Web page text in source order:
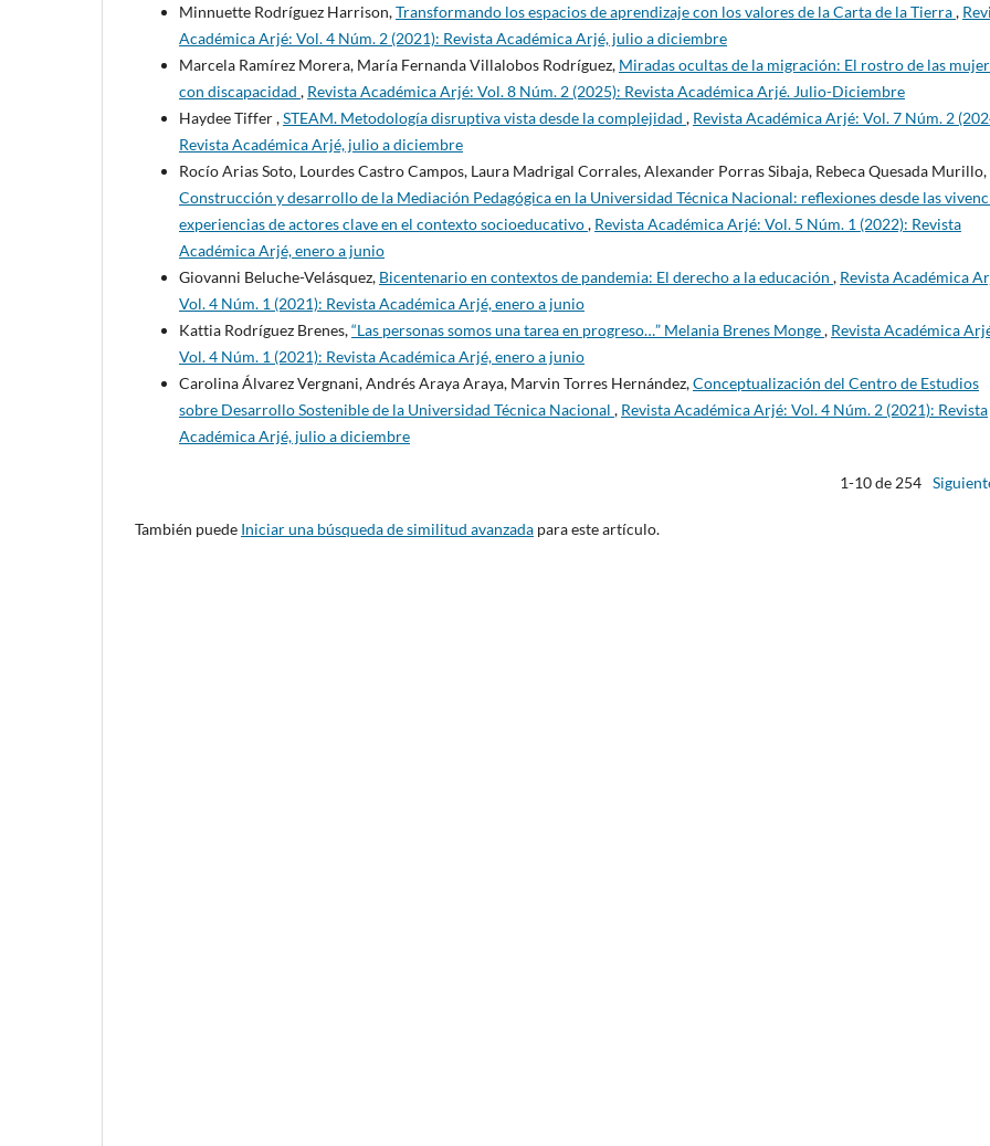
Minnuette Rodríguez Harrison,Transformando los espacios de aprendizaje con los valores de la Carta de la Tierra,
Académica Arjé: Vol. 4 Núm. 2 (2021): Revista Académica Arjé, julio a diciembre
Marcela Ramírez Morera, María Fernanda Villalobos Rodríguez, Miradas ocultas de la migración: El rostro de las
con discapacidad , Revista Académica Arjé: Vol. 8 Núm. 2 (2025): Revista Académica Arjé. Julio-Diciembre
Haydee Tiffer ,STEAM. Metodología disruptiva vista desde la complejidad , Revista Académica Arjé: Vol. 7 Núm. 2
Revista Académica Arjé, julio a diciembre
Rocío Arias Soto, Lourdes Castro Campos, Laura Madrigal Corrales, Alexander Porras Sibaja, Rebeca Quesada Murillo,
Construcción y desarrollo de la Mediación Pedagógica en la Universidad Técnica Nacional: reflexiones desde las
experiencias de actores clave en el contexto socioeducativo, Revista Académica Arjé: Vol. 5 Núm. 1 (2022): Revista
Académica Arjé, enero a junio
Giovanni Beluche-Velásquez, Bicentenario en contextos de pandemia: El derecho a la educación , Revista Académica
Vol. 4 Núm. 1 (2021): Revista Académica Arjé, enero a junio
Kattia Rodríguez Brenes,“Las personas somos una tarea en progreso…” Melania Brenes Monge, Revista Académica
Vol. 4 Núm. 1 (2021): Revista Académica Arjé, enero a junio
Carolina Álvarez Vergnani, Andrés Araya Araya, Marvin Torres Hernández,Conceptualización del Centro de Estudios
sobre Desarrollo Sostenible de la Universidad Técnica Nacional , Revista Académica Arjé: Vol. 4 Núm. 2 (2021): Revista
Académica Arjé, julio a diciembre
1-10 de 254
También puede Iniciar una búsqueda de similitud avanzada para este artículo.